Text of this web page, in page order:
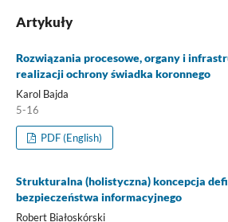
Artykuły
Rozwiązania procesowe, organy i
realizacji ochrony świadka koronnego
Karol Bajda
5-16
PDF (English)
Strukturalna (holistyczna) koncepcja
bezpieczeństwa informacyjnego
Robert Białoskórski